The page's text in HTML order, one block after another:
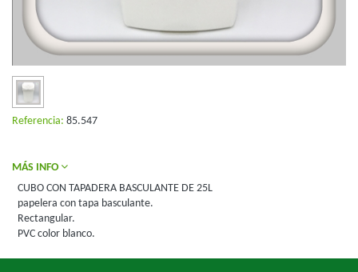
Referencia: 85.547
MÁS INFO
CUBO CON TAPADERA BASCULANTE DE 25L
papelera con tapa basculante.
Rectangular.
PVC color blanco.